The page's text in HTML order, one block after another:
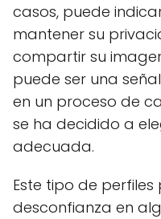
casos, puede
mantener su
compartir su
puede ser una
en un proceso de
se ha decidido a
adecuada.
Este tipo de
desconfianza en